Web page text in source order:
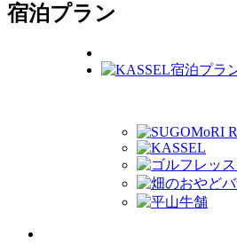
宿泊プラン